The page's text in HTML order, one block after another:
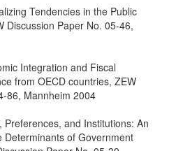
Tendencies in the Public
Discussion Paper No. 05-46,
Integration and Fiscal
from OECD countries, ZEW
86, Mannheim 2004
and Institutions: An
Determinants of Government